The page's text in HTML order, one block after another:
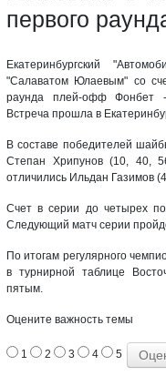
первого
Екатеринбургский
"Салаватом Юлаевым" со
раунда плей-офф Фонбет -
Встреча прошла в
В составе победителей
Степан Хрипунов (10, 40,
отличились Ильдан Газимов
Счет в серии до четырех
Следующий матч серии
По итогам регулярного
в турнирной таблице
пятым.
Оцените важность темы
1 2 3 4 5